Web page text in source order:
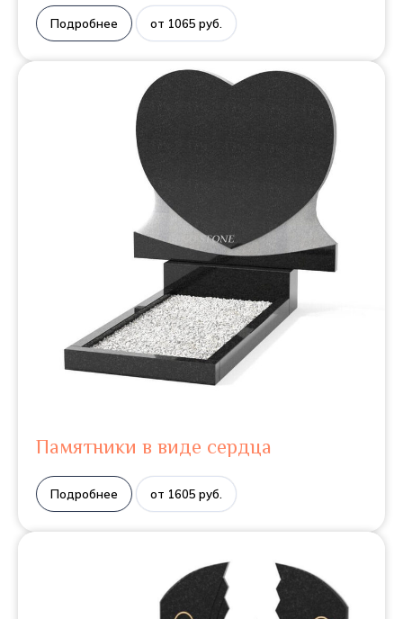
Подробнее от 1065 руб.
Памятники в виде сердца
Подробнее от 1605 руб.